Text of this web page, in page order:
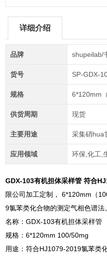
详细介绍
品牌 shupeilab/
货号 SP-GDX-
规格 6*120mm
供货周期 现货
主要用途 采集硝hua
应用领域 环保,化工,
GDX-103有机担体采样管 符合
限公司加工定制， 6*120mm（
9氯苯类化合物的测定气相色谱法
名称：GDX-103有机担体采样管
规格：6*120mm 100/50mg
用途：符合HJ1079-2019氯苯类